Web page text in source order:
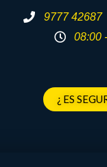
9777 42687
08:00
¿ ES